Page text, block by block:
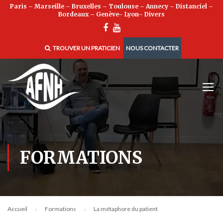
Paris – Marseille – Bruxelles – Toulouse – Annecy – Distanciel –
Bordeaux– Genève– Lyon– Divers
TROUVER UN PRATICIEN NOUS CONTACTER
FORMATIONS
Accueil Formations La métaphore du patient